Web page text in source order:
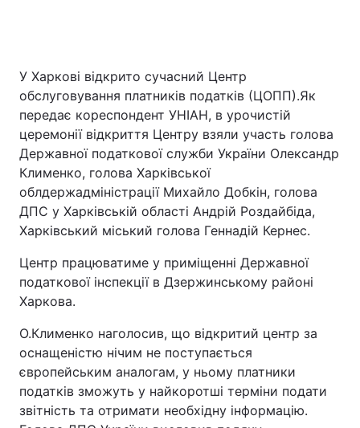
У Харкові відкрито сучасний Центр
обслуговування платників податків (ЦОПП).Як
передає кореспондент УНІАН, в урочистій
церемонії відкриття Центру взяли участь голова
Державної податкової служби України Олександр
Клименко, голова Харківської
облдержадміністрації Михайло Добкін, голова
ДПС у Харківській області Андрій Роздайбіда,
Харківський міський голова Геннадій Кернес.
Центр працюватиме у приміщенні Державної
податкової інспекції в Дзержинському районі
Харкова.
О.Клименко наголосив, що відкритий центр за
оснащеністю нічим не поступається
європейським аналогам, у ньому платники
податків зможуть у найкоротші терміни подати
звітність та отримати необхідну інформацію.